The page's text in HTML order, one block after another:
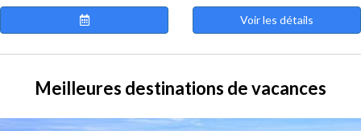
Voir les détails
Meilleures destinations de vacances